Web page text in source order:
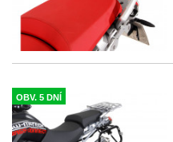
OBV. 5 DNÍ